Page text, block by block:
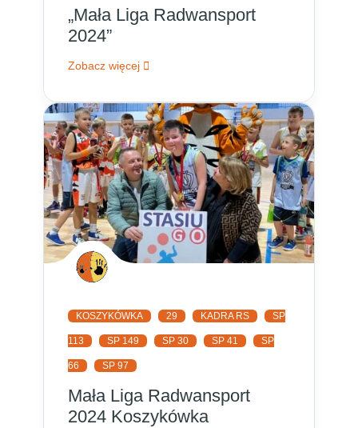
„Mała Liga Radwansport
2024”
Zobacz więcej
KOSZYKÓWKA 29 KADRA RS SP
113 SP 149 SP 30 SP 41 SP
66 SP 97
Mała Liga Radwansport
2024 Koszykówka